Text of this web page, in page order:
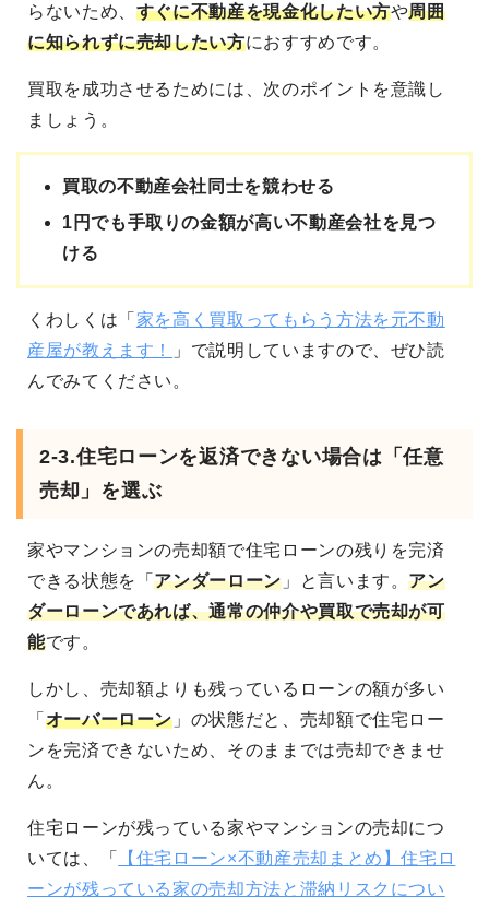
らないため、 すぐに不動産を現金化したい方や周囲
に知られずに売却したい方におすすめです。
買取を成功させるためには、次のポイントを意識し
ましょう。
買取の不動産会社同士を競わせる
1円でも手取りの金額が高い不動産会社を見つ
ける
くわしくは「 家を高く買取ってもらう方法を元不動
産屋が教えます！
」で説明していますので、ぜひ読
んでみてください。
2-3.住宅ローンを返済できない場合は「任意
売却」を選ぶ
家やマンションの売却額で住宅ローンの残りを完済
できる状態を「アンダーローン」と言います。アン
ダーローンであれば、通常の仲介や買取で売却が可
能です。
しかし、売却額よりも残っているローンの額が多い
「 オーバーローン 」の状態だと、売却額で住宅ロー
ンを完済できないため、そのままでは売却できませ
ん。
住宅ローンが残っている家やマンションの売却につ
いては、「
【住宅ローン×不動産売却まとめ】住宅ロ
ーンが残っている家の売却方法と滞納リスクについ